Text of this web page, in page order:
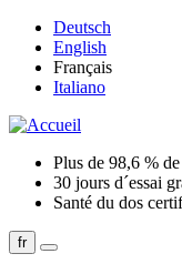
Deutsch
English
Français
Italiano
Plus de 98,6 %
30 jours d´essai
Santé du dos
fr